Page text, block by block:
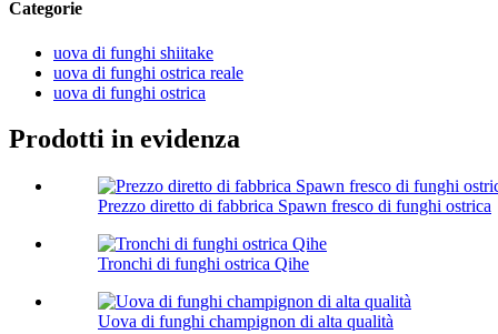
Categorie
uova di funghi shiitake
uova di funghi ostrica reale
uova di funghi ostrica
Prodotti in evidenza
Prezzo diretto di fabbrica Spawn fresco di funghi ostrica
Tronchi di funghi ostrica Qihe
Uova di funghi champignon di alta qualità